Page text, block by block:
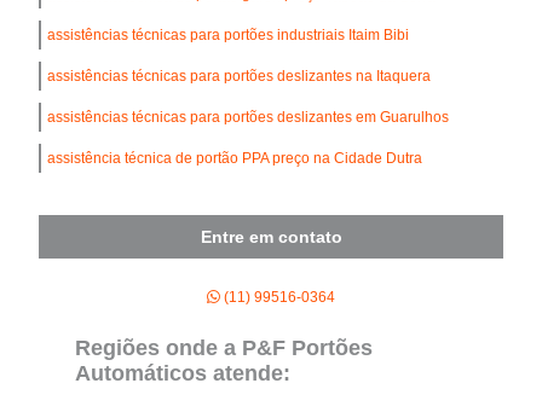
assistências técnicas para portões industriais Itaim Bibi
assistências técnicas para portões deslizantes na Itaquera
assistências técnicas para portões deslizantes em Guarulhos
assistência técnica de portão PPA preço na Cidade Dutra
Entre em contato
(11) 99516-0364
Regiões onde a P&F Portões
Automáticos atende: